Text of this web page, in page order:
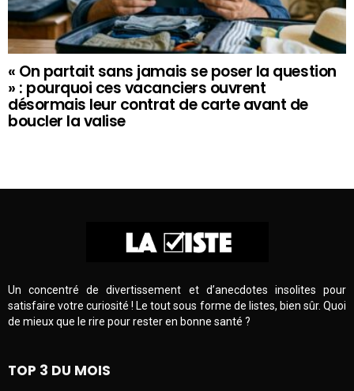
« On partait sans jamais se poser la question
» : pourquoi ces vacanciers ouvrent
désormais leur contrat de carte avant de
boucler la valise
Un concentré de divertissement et d’anecdotes insolites pour
satisfaire votre curiosité ! Le tout sous forme de listes, bien sûr. Quoi
de mieux que le rire pour rester en bonne santé ?
TOP 3 DU MOIS